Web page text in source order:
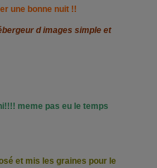
une bonne nuit !!
meme pas eu le temps
et mis les graines pour le